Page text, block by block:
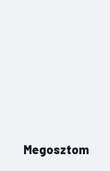
Megosztom